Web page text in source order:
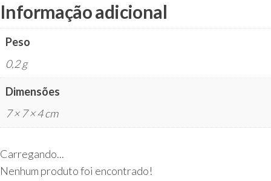
Informação adicional
Peso
0,2 g
Dimensões
7 × 7 × 4 cm
Carregando...
Nenhum produto foi encontrado!